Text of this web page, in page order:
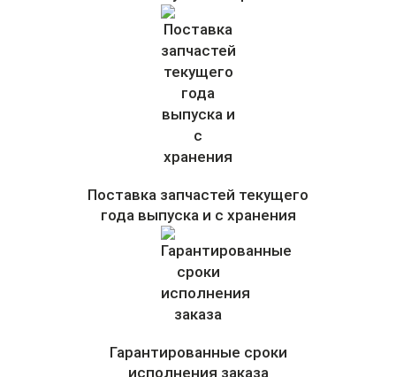
Поставка запчастей текущего
года выпуска и с хранения
Гарантированные сроки
исполнения заказа